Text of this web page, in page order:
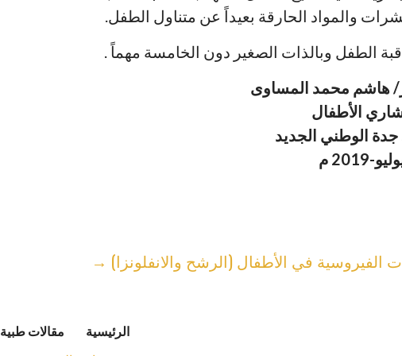
والمواد الحارقة بعيداً عن متناول الطفل.
الطفل وبالذات الصغير دون الخامسة مهماً .
هاشم محمد المساوى
الأطفال
الوطني الجديد
الفيروسية في الأطفال (الرشح والانفلونزا) →
الرئيسية مقالات طبية